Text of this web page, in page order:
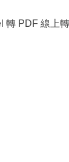
轉 PDF 線上